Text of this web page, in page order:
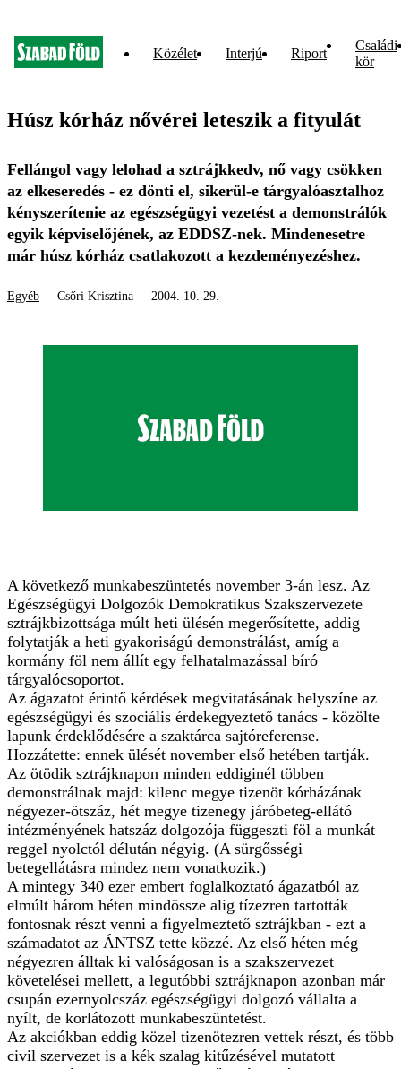
Közélet Interjú Riport
Családi
kör
Húsz kórház nővérei leteszik a fityulát
Fellángol vagy lelohad a sztrájkkedv, nő vagy csökken
az elkeseredés - ez dönti el, sikerül-e tárgyalóasztalhoz
kényszerítenie az egészségügyi vezetést a demonstrálók
egyik képviselőjének, az EDDSZ-nek. Mindenesetre
már húsz kórház csatlakozott a kezdeményezéshez.
Egyéb Csőri Krisztina 2004. 10. 29.
A következő munkabeszüntetés november 3-án lesz. Az
Egészségügyi Dolgozók Demokratikus Szakszervezete
sztrájkbizottsága múlt heti ülésén megerősítette, addig
folytatják a heti gyakoriságú demonstrálást, amíg a
kormány föl nem állít egy felhatalmazással bíró
tárgyalócsoportot.
Az ágazatot érintő kérdések megvitatásának helyszíne az
egészségügyi és szociális érdekegyeztető tanács - közölte
lapunk érdeklődésére a szaktárca sajtóreferense.
Hozzátette: ennek ülését november első hetében tartják.
Az ötödik sztrájknapon minden eddiginél többen
demonstrálnak majd: kilenc megye tizenöt kórházának
négyezer-ötszáz, hét megye tizenegy járóbeteg-ellátó
intézményének hatszáz dolgozója függeszti föl a munkát
reggel nyolctól délután négyig. (A sürgősségi
betegellátásra mindez nem vonatkozik.)
A mintegy 340 ezer embert foglalkoztató ágazatból az
elmúlt három héten mindössze alig tízezren tartották
fontosnak részt venni a figyelmeztető sztrájkban - ezt a
számadatot az ÁNTSZ tette közzé. Az első héten még
négyezren álltak ki valóságosan is a szakszervezet
követelései mellett, a legutóbbi sztrájknapon azonban már
csupán ezernyolcszáz egészségügyi dolgozó vállalta a
nyílt, de korlátozott munkabeszüntetést.
Az akciókban eddig közel tizenötezren vettek részt, és több
civil szervezet is a kék szalag kitűzésével mutatott